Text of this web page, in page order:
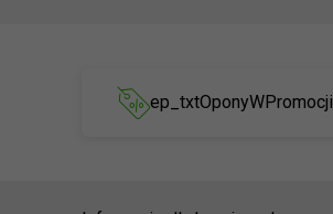
ep_txtOponyWPromocji